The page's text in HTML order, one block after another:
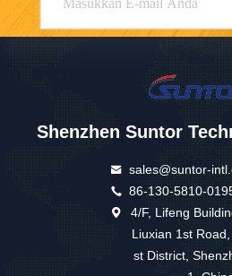
Shenzhen Suntor
sales@suntor-
86-130-5810-
4/F, Lifeng
Liuxian 1st
st District,